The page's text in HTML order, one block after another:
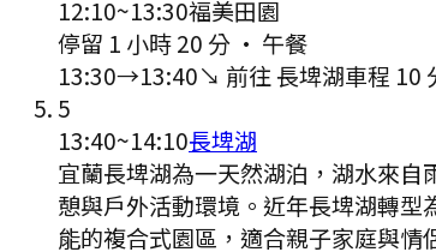
12:10~13:30福美田園
停留 1 小時 20 分 · 午餐
13:30→13:40↘ 前往 長埤湖車程 10
5
13:40~14:10長埤湖
宜蘭長埤湖為一天然湖泊，湖水來
憩與戶外活動環境。近年長埤湖轉
能的複合式園區，適合親子家庭與